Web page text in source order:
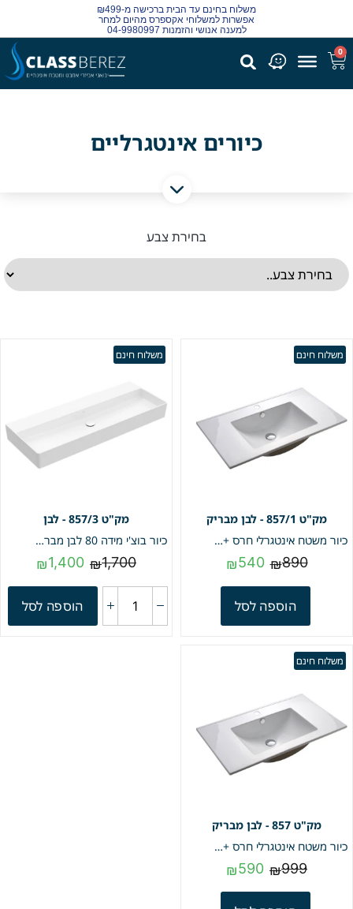
משלוח בחינם עד הבית ברכישה מ-₪499
אפשרות למשלוחי אקספרס מהיום למחר
למענה אנושי והזמנות 04-9980997
0
כיורים אינטגרליים
בחירת צבע
משלוח חינם
857/1 - לבן מבריק
כיור משטח אינטגרלי חרס + חור לברז | לבן מבריק | 47/80 | מק"ט 857/1
₪890
₪540
הוספה לסל
משלוח חינם
857/3 - לבן
כיור בוצ'י מידה 80 לבן מבריק ללא חור לברז | 857/3
₪1,700
₪1,400
הוספה לסל
משלוח חינם
857 - לבן מבריק
כיור משטח אינטגרלי חרס + חור לברז | לבן מבריק | 47/100 | מק"ט 857
₪999
₪590